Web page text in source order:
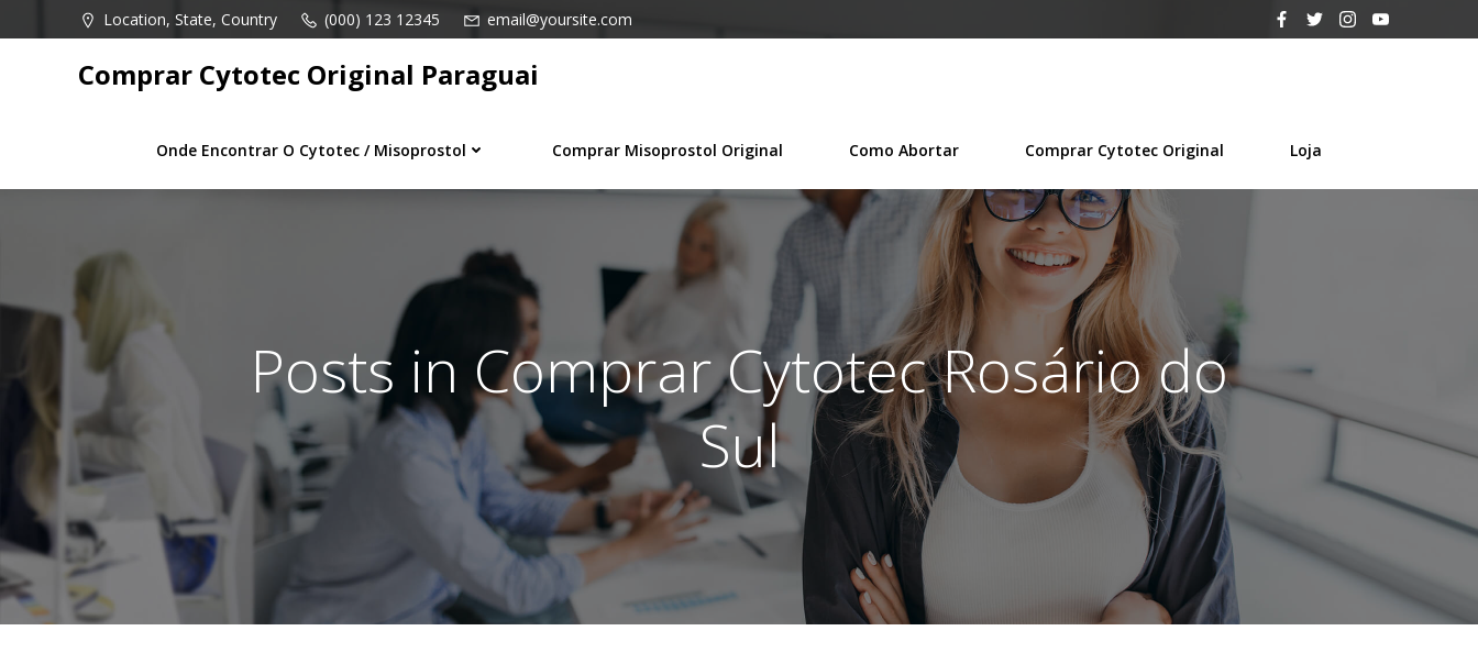
para
Location, State, Country (000) 123 12345 email@yoursite.com
Comprar Cytotec Original Paraguai
Onde Encontrar O Cytotec / Misoprostol Comprar Misoprostol Original Como Abortar Comprar Cytotec Original Loja
Posts in Comprar Cytotec Rosário do
Sul